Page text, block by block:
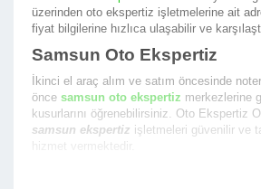
üzerinden oto ekspertiz işletmelerine ait
fiyat bilgilerine hızlıca ulaşabilir ve
Samsun Oto Ekspertiz
İkinci el araç alım ve satım öncesinde
önce samsun oto ekspertiz merkezlerine
kusurlarını öğrenebilirsiniz. Oto Ekspertiz
samsun ekspertiz işletmeleri güvenilir ve
hizmet vermektedir.